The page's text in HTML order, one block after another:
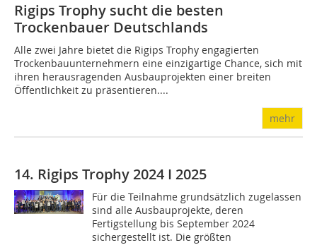
Rigips Trophy sucht die besten
Trockenbauer Deutschlands
Alle zwei Jahre bietet die Rigips Trophy engagierten
Trockenbauunternehmern eine einzigartige Chance, sich mit
ihren herausragenden Ausbauprojekten einer breiten
Öffentlichkeit zu präsentieren....
mehr
14. Rigips Trophy 2024 I 2025
Für die Teilnahme grundsätzlich zugelassen
sind alle Ausbauprojekte, deren
Fertigstellung bis September 2024
sichergestellt ist. Die größten